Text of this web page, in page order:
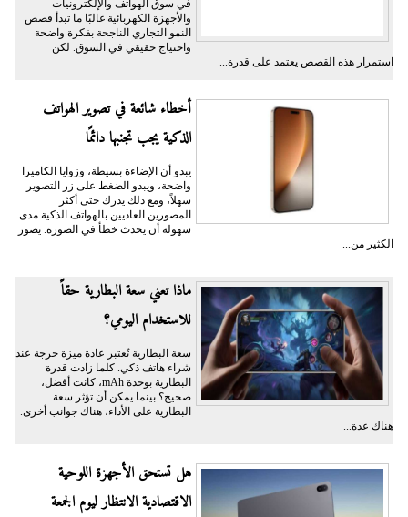
في سوق الهواتف والإلكترونيات
والأجهزة الكهربائية غالبًا ما تبدأ قصص
النمو التجاري الناجحة بفكرة واضحة
واحتياج حقيقي في السوق. لكن
استمرار هذه القصص يعتمد على قدرة...
أخطاء شائعة في تصوير الهواتف
الذكية يجب تجنبها دائمًا
يبدو أن الإضاءة بسيطة، وزوايا الكاميرا
واضحة، ويبدو الضغط على زر التصوير
سهلاً، ومع ذلك يدرك حتى أكثر
المصورين العاديين بالهواتف الذكية مدى
سهولة أن يحدث خطأ في الصورة. يصور
الكثير من...
ماذا تعني سعة البطارية حقاً
للاستخدام اليومي؟
سعة البطارية تُعتبر عادة ميزة حرجة عند
شراء هاتف ذكي. كلما زادت قدرة
البطارية بوحدة mAh، كانت أفضل،
صحيح؟ بينما يمكن أن تؤثر سعة
البطارية على الأداء، هناك جوانب أخرى.
هناك عدة...
هل تستحق الأجهزة اللوحية
الاقتصادية الانتظار ليوم الجمعة